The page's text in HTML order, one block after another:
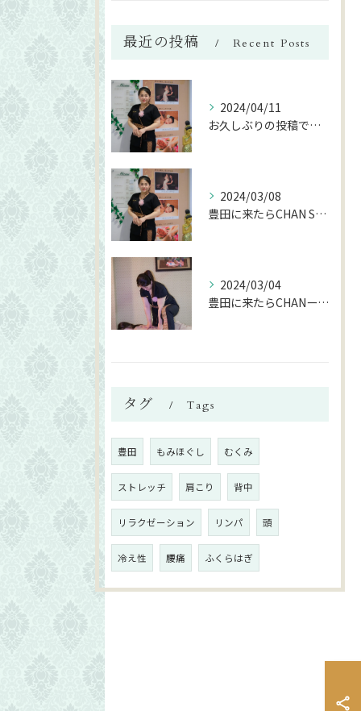
最近の投稿 Recent Posts
2024/04/11
お久しぶりの投稿です😆
2024/03/08
豊田に来たらCHAN SIAMへ♪
2024/03/04
豊田に来たらCHANーSIAMへ☆
タグ Tags
豊田 もみほぐし むくみ
ストレッチ 肩こり 背中
リラクゼーション リンパ 頭
冷え性 腰痛 ふくらはぎ